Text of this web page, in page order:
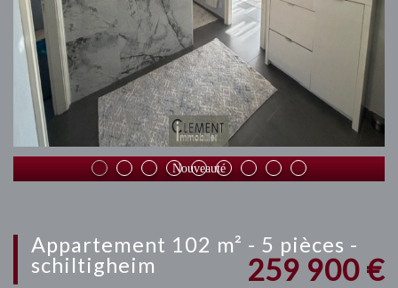
Nouveauté
appartement 102 m² - 5 pièces -
schiltigheim
259 900 €